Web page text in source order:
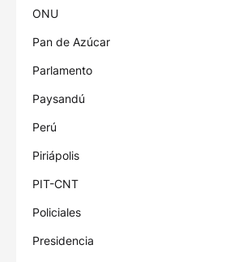
ONU
Pan de Azúcar
Parlamento
Paysandú
Perú
Piriápolis
PIT-CNT
Policiales
Presidencia